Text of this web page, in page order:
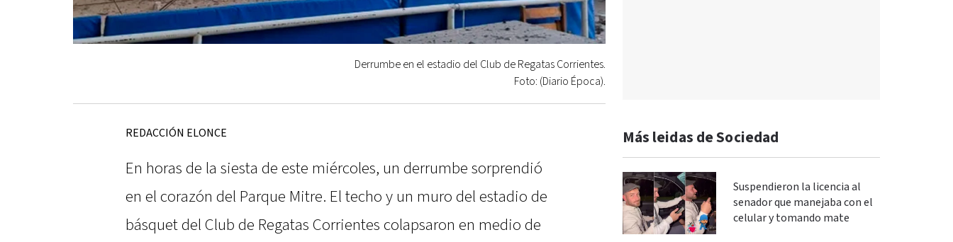
Derrumbe en el estadio del Club de Regatas Corrientes.
Foto: (Diario Época).
REDACCIÓN ELONCE
En horas de la siesta de este miércoles, un derrumbe sorprendió
en el corazón del Parque Mitre. El techo y un muro del estadio de
básquet del Club de Regatas Corrientes colapsaron en medio de
Más leidas de Sociedad
Suspendieron la licencia al
senador que manejaba con el
celular y tomando mate